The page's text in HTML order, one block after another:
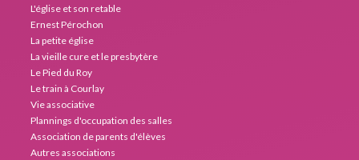
L'église et son retable
Ernest Pérochon
La petite église
La vieille cure et le presbytère
Le Pied du Roy
Le train à Courlay
Vie associative
Plannings d'occupation des salles
Association de parents d'élèves
Autres associations